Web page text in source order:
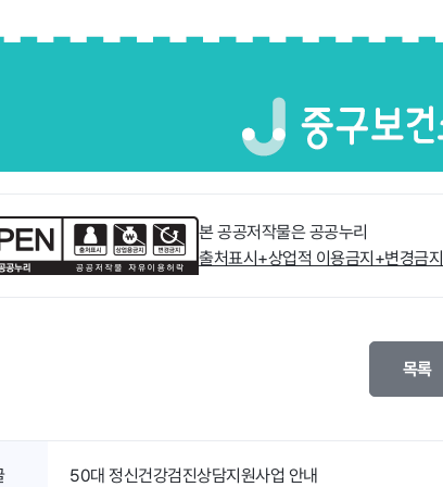
본 공공저작물은 공공누리
출처표시+상업적 이용금지+변경금지
목록
50대 정신건강검진상담지원사업 안내